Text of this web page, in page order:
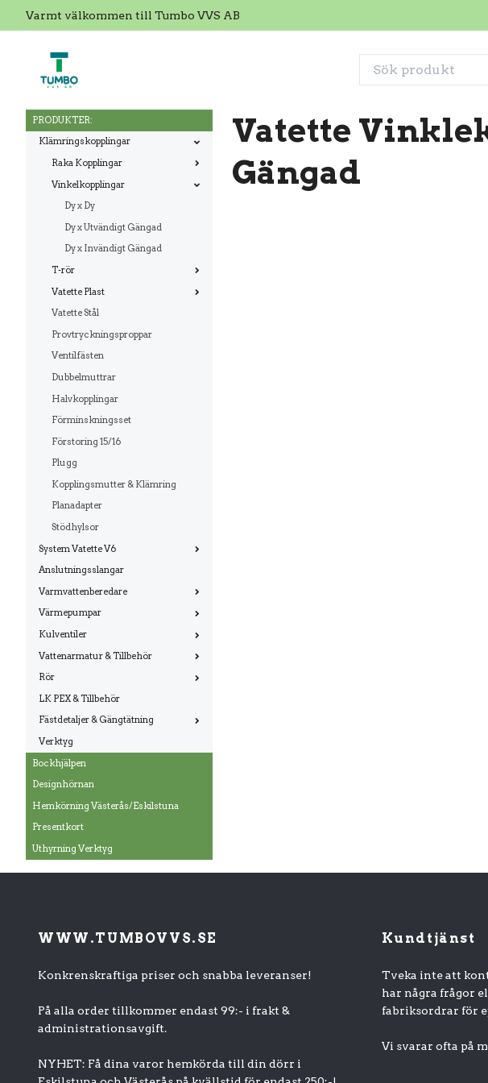
Varmt välkommen till Tumbo VVS AB
PRODUKTER:
Klämringskopplingar
Raka Kopplingar
Vinkelkopplingar
Dy x Dy
Dy x Utvändigt Gängad
Dy x Invändigt Gängad
T-rör
Vatette Plast
Vatette Stål
Provtryckningsproppar
Ventilfästen
Dubbelmuttrar
Halvkopplingar
Förminskningsset
Förstoring 15/16
Plugg
Kopplingsmutter & Klämring
Planadapter
Stödhylsor
System Vatette V6
Anslutningsslangar
Varmvattenberedare
Värmepumpar
Kulventiler
Vattenarmatur & Tillbehör
Rör
LK PEX & Tillbehör
Fästdetaljer & Gängtätning
Verktyg
Bockhjälpen
Designhörnan
Hemkörning Västerås/Eskilstuna
Presentkort
Uthyrning Verktyg
Vatette
Gängad
WWW.TUMBOVVS.SE
Konkrenskraftiga priser och snabba leveranser!
På alla order tillkommer endast 99:- i frakt &
administrationsavgift.
NYHET: Få dina varor hemkörda till din dörr i
Kundtjänst
Tveka inte att
har några frågor
fabriksordrar för
Vi svarar ofta på